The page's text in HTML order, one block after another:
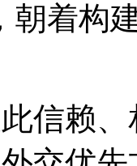
朝着构
赖、